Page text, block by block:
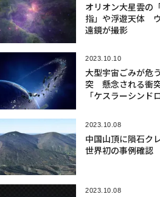
オリオン大星雲の
指」や浮遊天体
遠鏡が撮影
2023.10.10
大型宇宙ごみが危
突 懸念される衝
「ケスラーシンド
2023.10.08
中国山頂に隕石ク
世界初の事例確認
2023.10.08